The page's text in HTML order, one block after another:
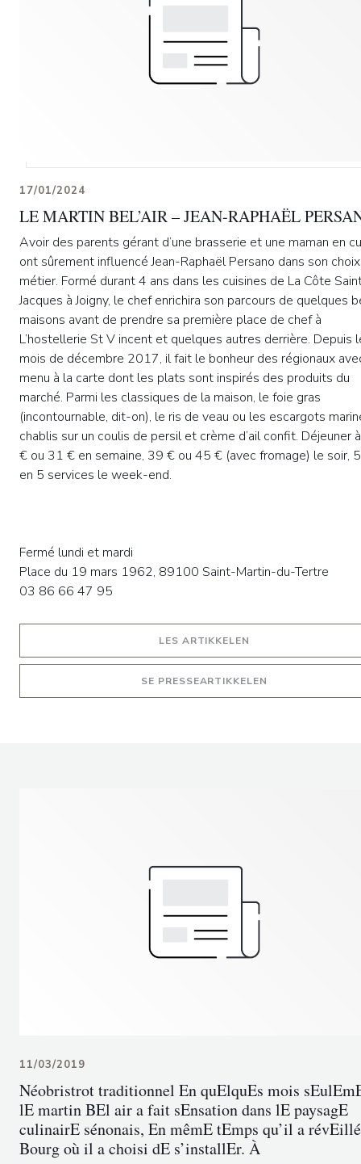
LE MARTIN BEL’AIR – JEAN-RAPHAËL
17/01/2024
Avoir des parents gérant d’une brasserie et une maman en
ont sûrement influencé Jean-Raphaël Persano dans son
métier. Formé durant 4 ans dans les cuisines de La Côte
Jacques à Joigny, le chef enrichira son parcours de quelques
maisons avant de prendre sa première place de chef à
L’hostellerie St V incent et quelques autres derrière. Depuis
mois de décembre 2017, il fait le bonheur des régionaux
menu à la carte dont les plats sont inspirés des produits du
marché. Parmi les classiques de la maison, le foie gras
(incontournable, dit-on), le ris de veau ou les escargots
chablis sur un coulis de persil et crème d’ail confit. Déjeuner
€ ou 31 € en semaine, 39 € ou 45 € (avec fromage) le soir,
en 5 services le week-end.
Fermé lundi et mardi
Place du 19 mars 1962, 89100 Saint-Martin-du-Tertre
03 86 66 47 95
LES ARTIKKELEN
SE PRESSEARTIKKELEN
Néobristrot traditionnel En quElquEs mois
lE martin BEl air a fait sEnsation dans lE paysagE
culinairE sénonais, En mêmE tEmps qu’il a
Bourg où il a choisi dE s’installEr. À
11/03/2019